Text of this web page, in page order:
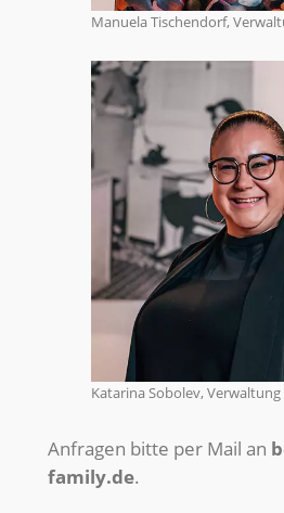
Manuela Tischendorf,
Katarina Sobolev, Verwaltung
Anfragen bitte per Mail an
family.de.